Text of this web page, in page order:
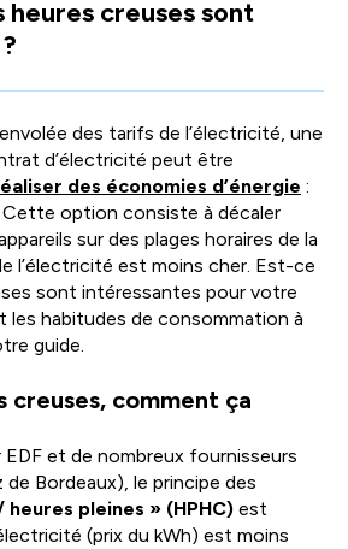
heures creuses sont
des tarifs de l’électricité, une
d’électricité peut être
des économies d’énergie :
Cette option consiste à décaler
sur des plages horaires de la
l’électricité est moins cher. Est-ce
sont intéressantes pour votre
les habitudes de consommation à
guide.
creuses, comment ça
EDF et de nombreux fournisseurs
de Bordeaux), le principe des
pleines » (HPHC) est
(prix du kWh) est moins